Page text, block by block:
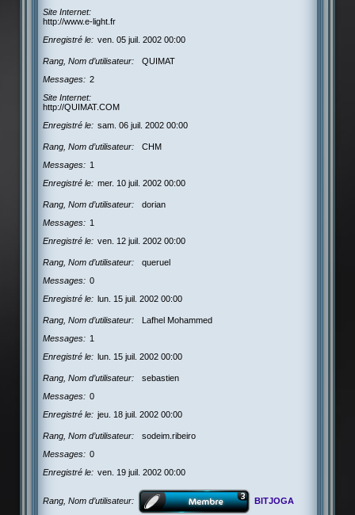
Site Internet
http://www.e-light.fr
Enregistré le
ven. 05 juil. 2002 00:00
Rang, Nom d’utilisateur
QUIMAT
Messages
2
Site Internet
http://QUIMAT.COM
Enregistré le
sam. 06 juil. 2002 00:00
Rang, Nom d’utilisateur
CHM
Messages
1
Enregistré le
mer. 10 juil. 2002 00:00
Rang, Nom d’utilisateur
dorian
Messages
1
Enregistré le
ven. 12 juil. 2002 00:00
Rang, Nom d’utilisateur
queruel
Messages
0
Enregistré le
lun. 15 juil. 2002 00:00
Rang, Nom d’utilisateur
Lafhel Mohammed
Messages
1
Enregistré le
lun. 15 juil. 2002 00:00
Rang, Nom d’utilisateur
sebastien
Messages
0
Enregistré le
jeu. 18 juil. 2002 00:00
Rang, Nom d’utilisateur
sodeim.ribeiro
Messages
0
Enregistré le
ven. 19 juil. 2002 00:00
Rang, Nom d’utilisateur
BITJOGA